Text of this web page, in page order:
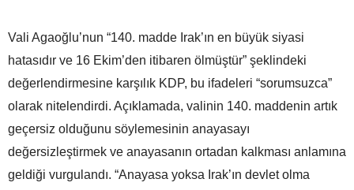
Vali Agaoğlu’nun “140. madde Irak’ın en büyük siyasi
hatasıdır ve 16 Ekim’den itibaren ölmüştür” şeklindeki
değerlendirmesine karşılık KDP, bu ifadeleri “sorumsuzca”
olarak nitelendirdi. Açıklamada, valinin 140. maddenin artık
geçersiz olduğunu söylemesinin anayasayı
değersizleştirmek ve anayasanın ortadan kalkması anlamına
geldiği vurgulandı. “Anayasa yoksa Irak’ın devlet olma